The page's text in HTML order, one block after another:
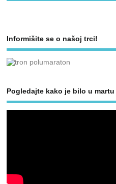
Informišite se o našoj trci!
Pogledajte kako je bilo u martu